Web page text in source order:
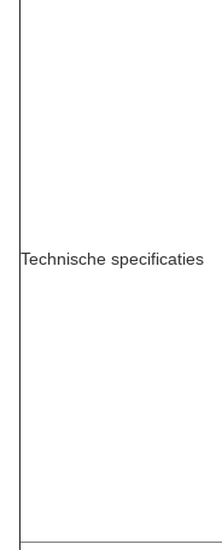
Technische specificaties